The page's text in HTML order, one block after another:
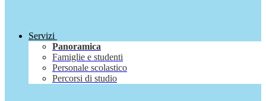
Servizi
Panoramica
Famiglie e studenti
Personale scolastico
Percorsi di studio